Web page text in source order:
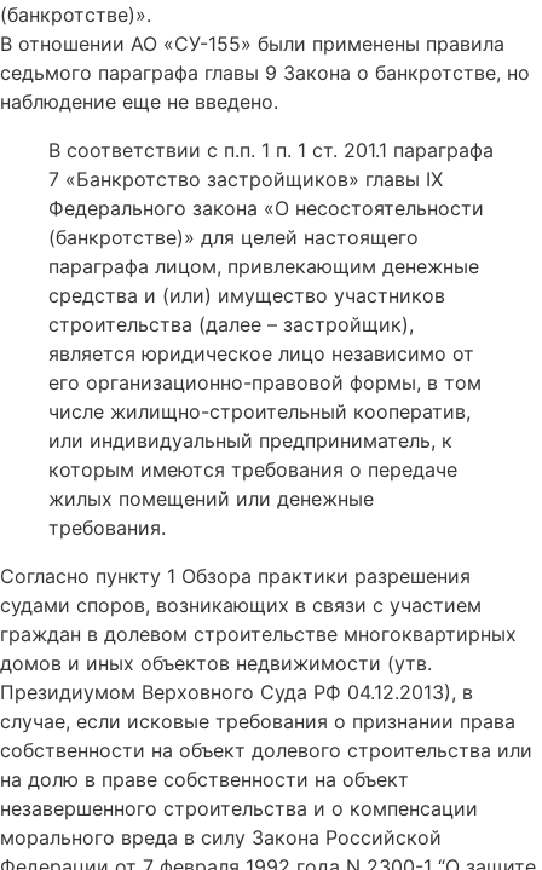
(банкротстве)».
В отношении АО «СУ-155» были применены правила
седьмого параграфа главы 9 Закона о банкротстве, но
наблюдение еще не введено.
В соответствии с п.п. 1 п. 1 ст. 201.1 параграфа
7 «Банкротство застройщиков» главы IX
Федерального закона «О несостоятельности
(банкротстве)» для целей настоящего
параграфа лицом, привлекающим денежные
средства и (или) имущество участников
строительства (далее – застройщик),
является юридическое лицо независимо от
его организационно-правовой формы, в том
числе жилищно-строительный кооператив,
или индивидуальный предприниматель, к
которым имеются требования о передаче
жилых помещений или денежные
требования.
Согласно пункту 1 Обзора практики разрешения
судами споров, возникающих в связи с участием
граждан в долевом строительстве многоквартирных
домов и иных объектов недвижимости (утв.
Президиумом Верховного Суда РФ 04.12.2013), в
случае, если исковые требования о признании права
собственности на объект долевого строительства или
на долю в праве собственности на объект
незавершенного строительства и о компенсации
морального вреда в силу Закона Российской